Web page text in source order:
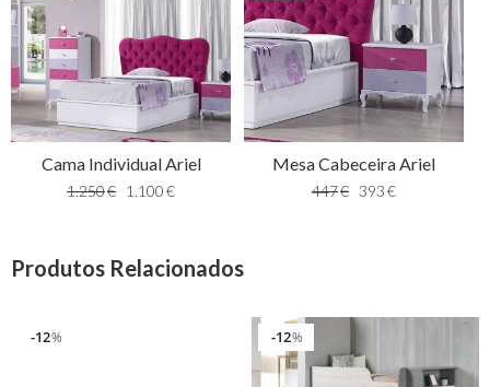
Cama Individual Ariel
1.250€ 1.100€
Mesa Cabeceira Ariel
447€ 393€
Produtos Relacionados
%
12 %
12